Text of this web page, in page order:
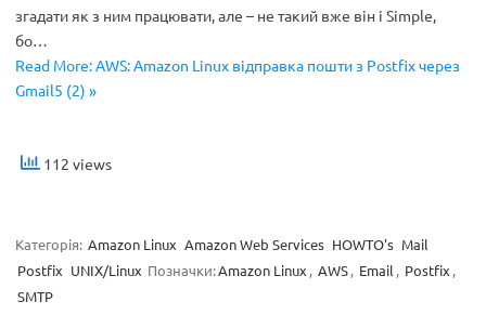
згадати як з ним працювати, але – не такий вже він і Simple,
бо…
Read More: AWS: Amazon Linux відправка пошти з Postfix через
Gmail5 (2) »
112 views
Категорія: Amazon Linux Amazon Web Services HOWTO's Mail
Postfix UNIX/Linux Позначки:Amazon Linux , AWS, Email , Postfix ,
SMTP